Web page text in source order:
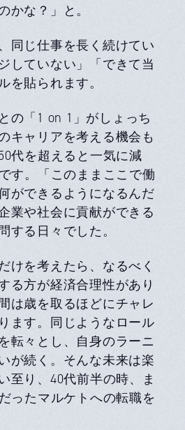
かな？」と。
同じ仕事を⻑く続けてい
していない」「できて当
を貼られます。
の「1 on 1」がしょっち
キャリアを考える機会も
代を超えると⼀気に減
す。「このままここで働
ができるようになるんだ
業や社会に貢献ができる
する⽇々でした。
けを考えたら、なるべく
る⽅が経済合理性があり
は歳を取るほどにチャレ
ます。同じようなロール
転々とし、⾃⾝のラーニ
が続く。そんな未来は楽
⾄り、40代前半の時、ま
ったマルケトへの転職を